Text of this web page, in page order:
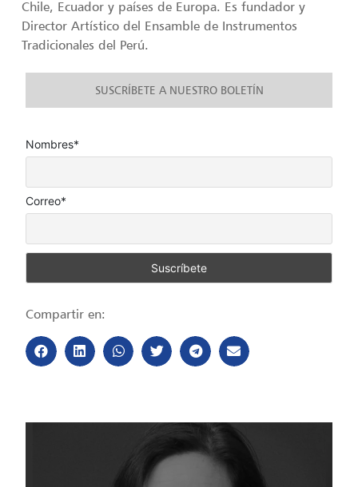
Chile, Ecuador y países de Europa. Es fundador y
Director Artístico del Ensamble de Instrumentos
Tradicionales del Perú.
SUSCRÍBETE A NUESTRO BOLETÍN
Nombres*
Correo*
Compartir en: